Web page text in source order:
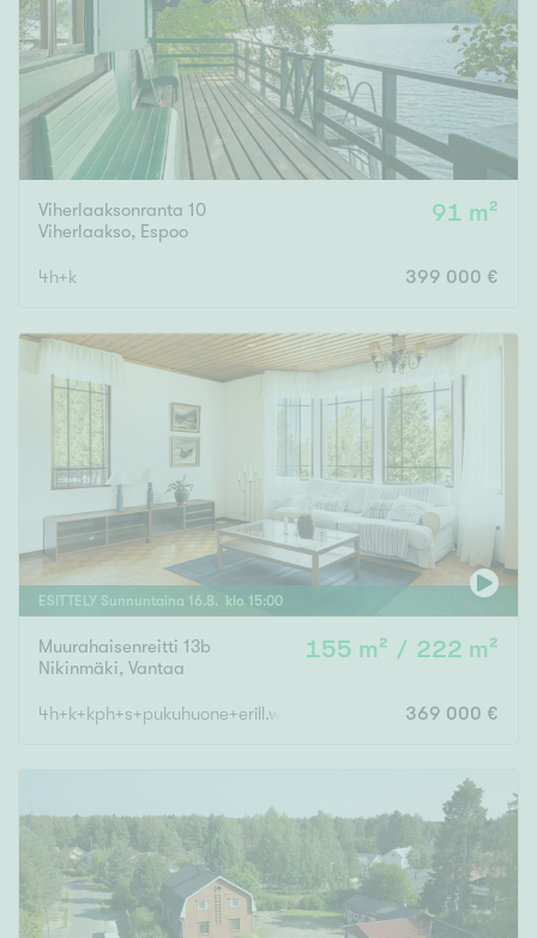
Välttävä
Ominaisuudet
Hissi
Järvi- tai merinäköala
Maalämpö
Oma ranta
Oma sauna
Senioriasunto
Viherlaaksonranta 10
Viherlaakso, Espoo
91 m²
4h+k 399 000 €
ESITTELY Sunnuntaina 16.8. klo 15:00
Muurahaisenreitti 13b
Nikinmäki, Vantaa
155 m² / 222 m²
4h+k+kph+s+pukuhuone+erill.wc+takkah+vh+khh+autotalli
369 000 €